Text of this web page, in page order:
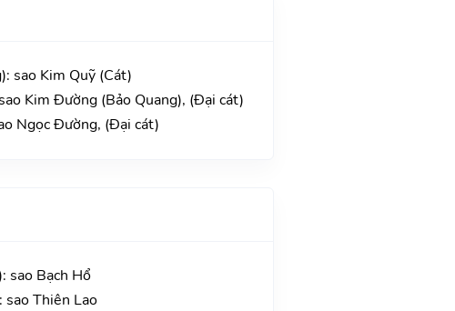
sao Kim Quỹ (Cát)
Kim Đường (Bảo Quang), (Đại cát)
Ngọc Đường, (Đại cát)
sao Bạch Hổ
Thiên Lao